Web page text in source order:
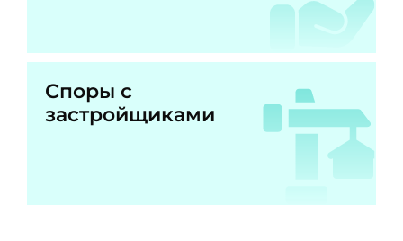
Споры с
застройщиками